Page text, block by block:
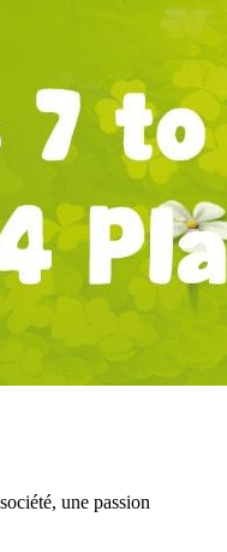
une passion